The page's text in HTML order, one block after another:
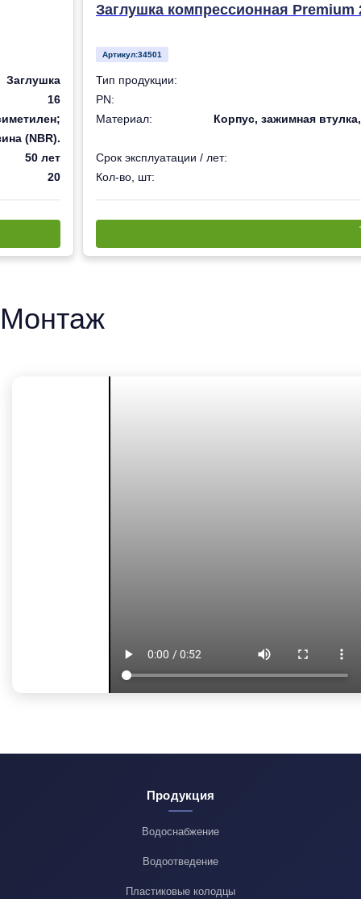
Заглушка
16
(NBR).
50 лет
20
Заглушка компрессионная Premium
Артикул:34501
Тип продукции:
PN:
Материал:
Корпус, зажимная
Срок эксплуатации / лет:
Кол-во, шт:
Монтаж
Продукция
Водоснабжение
Водоотведение
Пластиковые колодцы